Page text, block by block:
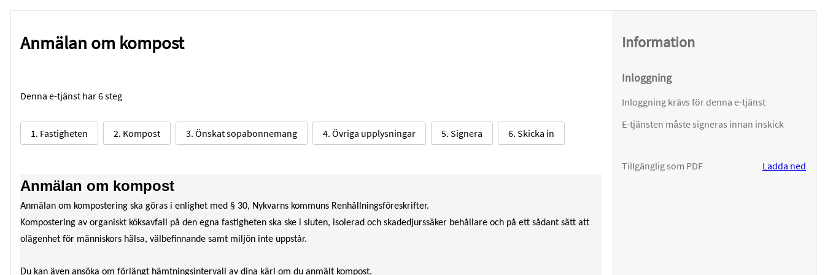
Anmälan om kompost
Denna e-tjänst har 6 steg
1. Fastigheten 2. Kompost 3. Önskat sopabonnemang 4. Övriga upplysningar 5. Signera 6. Skicka in
Anmälan om kompost
Anmälan om kompostering ska göras i enlighet med § 30, Nykvarns kommuns Renhållningsföreskrifter.
Kompostering av organiskt köksavfall på den egna fastigheten ska ske i sluten, isolerad och skadedjurssäker behållare och på ett sådant sätt att
olägenhet för människors hälsa, välbefinnande samt miljön inte uppstår.
Du kan även ansöka om förlängt hämtningsintervall av dina kärl om du anmält kompost.
Information
Inloggning
Inloggning krävs för denna e-tjänst
E-tjänsten måste signeras innan inskick
Tillgänglig som PDF Ladda ned